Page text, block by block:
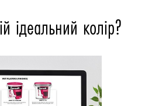
ідеальний колір?